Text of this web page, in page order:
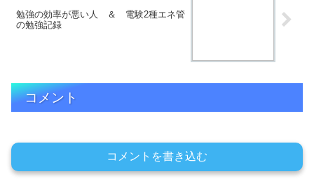
勉強の効率が悪い人 ＆ 電験2種エネ管
の勉強記録
コメント
コメントを書き込む